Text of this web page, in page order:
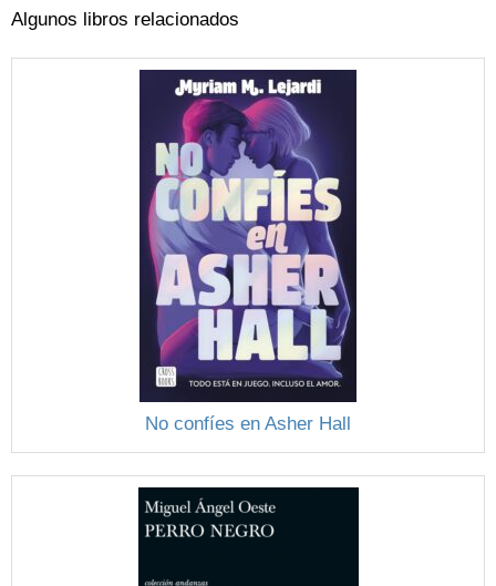
Algunos libros relacionados
No confíes en Asher Hall